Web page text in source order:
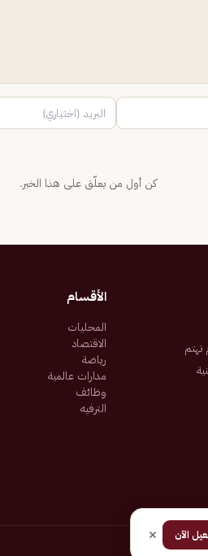
كن أول من يعلّق على هذا الخبر.
سعودية تم تأسيسها عام 2007م تهتم
الأقسام
المحليات
الاقتصاد
رياضة
مدارات عالمية
وظائف
الترفيه
لصحيفة عاجل
الآن